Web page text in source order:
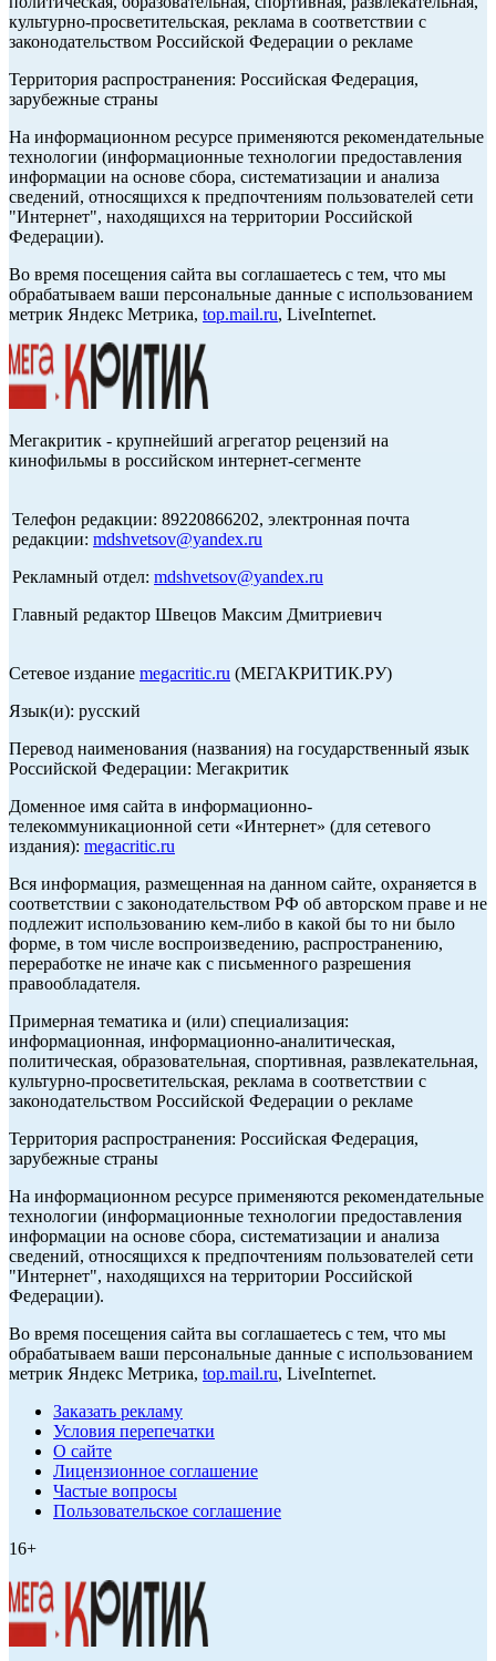
культурно-просветительская, реклама в соответствии с
законодательством Российской Федерации о рекламе
Территория распространения: Российская Федерация,
зарубежные страны
На информационном ресурсе применяются рекомендательные
технологии (информационные технологии предоставления
информации на основе сбора, систематизации и анализа
сведений, относящихся к предпочтениям пользователей сети
"Интернет", находящихся на территории Российской
Федерации).
Во время посещения сайта вы соглашаетесь с тем, что мы
обрабатываем ваши персональные данные с использованием
метрик Яндекс Метрика, top.mail.ru, LiveInternet.
Мегакритик - крупнейший агрегатор рецензий на
кинофильмы в российском интернет-сегменте
Телефон редакции: 89220866202, электронная почта
редакции: mdshvetsov@yandex.ru
Рекламный отдел: mdshvetsov@yandex.ru
Главный редактор Швецов Максим Дмитриевич
Сетевое издание megacritic.ru (МЕГАКРИТИК.РУ)
Язык(и): русский
Перевод наименования (названия) на государственный язык
Российской Федерации: Мегакритик
Доменное имя сайта в информационно-
телекоммуникационной сети «Интернет» (для сетевого
издания): megacritic.ru
Вся информация, размещенная на данном сайте, охраняется в
соответствии с законодательством РФ об авторском праве и не
подлежит использованию кем-либо в какой бы то ни было
форме, в том числе воспроизведению, распространению,
переработке не иначе как с письменного разрешения
правообладателя.
Примерная тематика и (или) специализация:
информационная, информационно-аналитическая,
политическая, образовательная, спортивная, развлекательная,
культурно-просветительская, реклама в соответствии с
законодательством Российской Федерации о рекламе
Территория распространения: Российская Федерация,
зарубежные страны
На информационном ресурсе применяются рекомендательные
технологии (информационные технологии предоставления
информации на основе сбора, систематизации и анализа
сведений, относящихся к предпочтениям пользователей сети
"Интернет", находящихся на территории Российской
Федерации).
Во время посещения сайта вы соглашаетесь с тем, что мы
обрабатываем ваши персональные данные с использованием
метрик Яндекс Метрика, top.mail.ru, LiveInternet.
Заказать рекламу
Условия перепечатки
О сайте
Лицензионное соглашение
Частые вопросы
Пользовательское соглашение
16+